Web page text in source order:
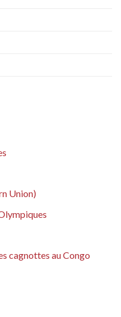
Union)
cagnottes au Congo